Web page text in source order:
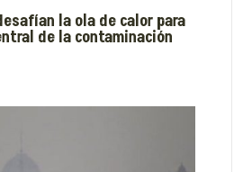
la ola de calor para
de la contaminación